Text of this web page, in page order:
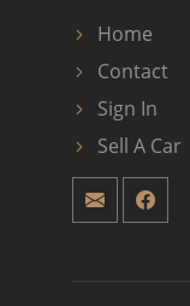
Home
Contact
Sign In
Sell A Car